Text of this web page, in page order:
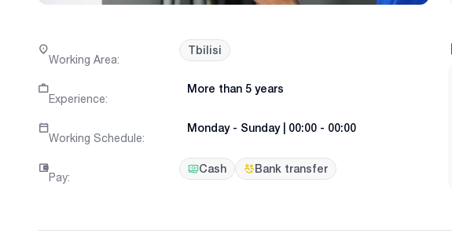
Working Area:
Tbilisi
Experience:
More than 5 years
Working Schedule:
Monday- Sunday| 00:00 - 00:00
Pay:
Cash Bank transfer